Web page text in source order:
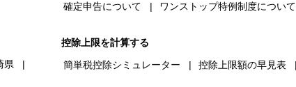
県
確定申告について
ワンストップ特例制度について
控除上限を計算する
簡単税控除シミュレーター
控除上限額の早見表